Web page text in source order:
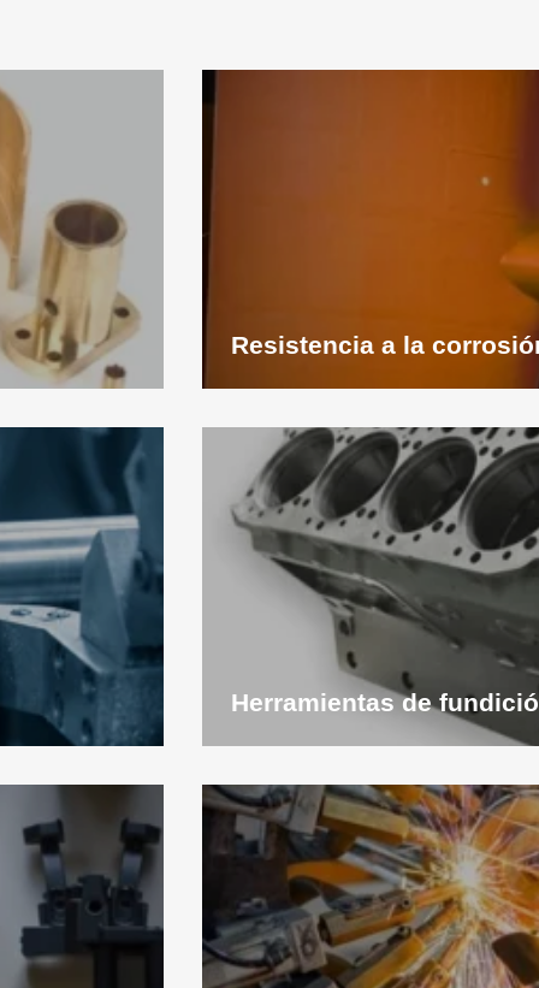
Resistencia a la
aplicación
Herramientas de
Ver
aplicación